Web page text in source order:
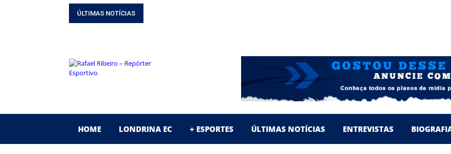
ÚLTIMAS NOTÍCIAS
HOME LONDRINA EC + ESPORTES ÚLTIMAS NOTÍCIAS ENTREVISTAS